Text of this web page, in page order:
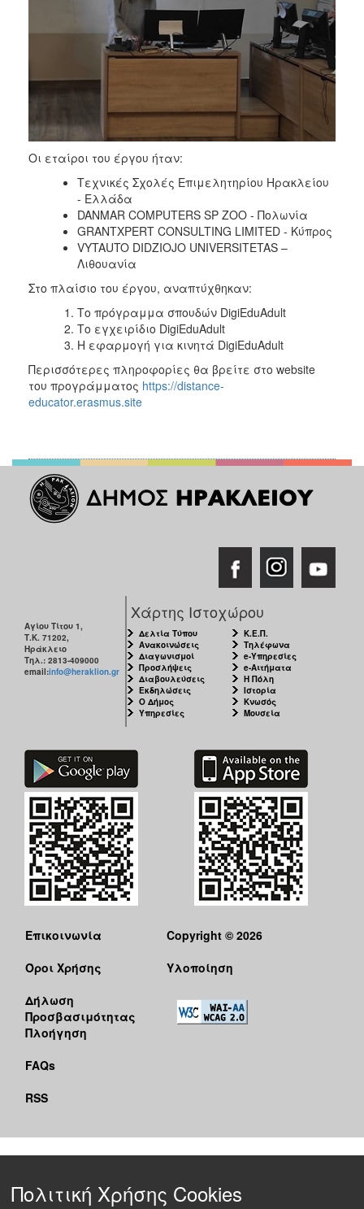
Οι εταίροι του έργου ήταν:
Τεχνικές Σχολές Επιμελητηρίου Ηρακλείου
- Ελλάδα
DANMAR COMPUTERS SP ZOO - Πολωνία
GRANTXPERT CONSULTING LIMITED - Κύπρος
VYTAUTO DIDZIOJO UNIVERSITETAS –
Λιθουανία
Στο πλαίσιο του έργου, αναπτύχθηκαν:
Το πρόγραμμα σπουδών DigiEduAdult
Το εγχειρίδιο DigiEduAdult
H εφαρμογή για κινητά DigiEduAdult
Περισσότερες πληροφορίες θα βρείτε στο website
του προγράμματος https://distance-
educator.erasmus.site
Αγίου Τίτου 1,
Τ.Κ. 71202,
Ηράκλειο
Τηλ.: 2813-409000
email:info@heraklion.gr
Χάρτης Ιστοχώρου
Δελτία Τύπου
Ανακοινώσεις
Διαγωνισμοί
Προσλήψεις
Διαβουλεύσεις
Εκδηλώσεις
Ο Δήμος
Υπηρεσίες
Κ.Ε.Π.
Τηλέφωνα
e-Υπηρεσίες
e-Αιτήματα
Η Πόλη
Ιστορία
Κνωσός
Μουσεία
Επικοινωνία
Όροι Χρήσης
Δήλωση
Προσβασιμότητας
Πλοήγηση
FAQs
RSS
Copyright © 2026
Υλοποίηση
Πολιτική Χρήσης Cookies